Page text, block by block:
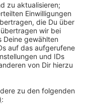
positive
Arbeitskräften
Dabei hätten aber